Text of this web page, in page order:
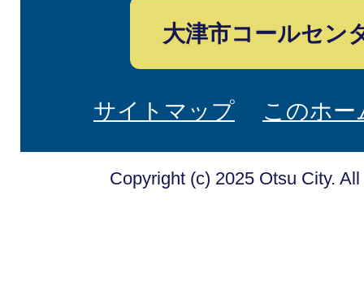
大津市コールセン
サイトマップ このホ
Copyright (c) 2025 Otsu City.